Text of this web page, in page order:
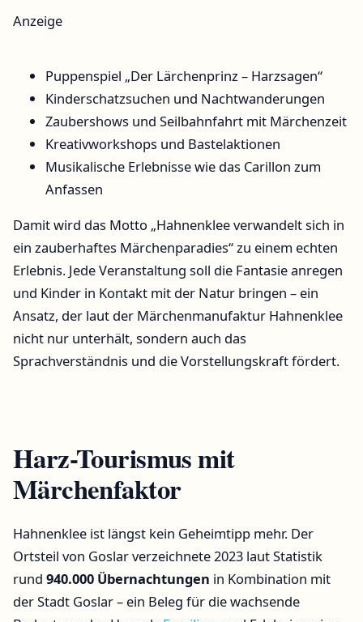
Anzeige
Puppenspiel „Der Lärchenprinz – Harzsagen“
Kinderschatzsuchen und Nachtwanderungen
Zaubershows und Seilbahnfahrt mit Märchenzeit
Kreativworkshops und Bastelaktionen
Musikalische Erlebnisse wie das Carillon zum
Anfassen
Damit wird das Motto „Hahnenklee verwandelt sich in
ein zauberhaftes Märchenparadies“ zu einem echten
Erlebnis. Jede Veranstaltung soll die Fantasie anregen
und Kinder in Kontakt mit der Natur bringen – ein
Ansatz, der laut der Märchenmanufaktur Hahnenklee
nicht nur unterhält, sondern auch das
Sprachverständnis und die Vorstellungskraft fördert.
Harz-Tourismus mit
Märchenfaktor
Hahnenklee ist längst kein Geheimtipp mehr. Der
Ortsteil von Goslar verzeichnete 2023 laut Statistik
rund 940.000 Übernachtungen in Kombination mit
der Stadt Goslar – ein Beleg für die wachsende